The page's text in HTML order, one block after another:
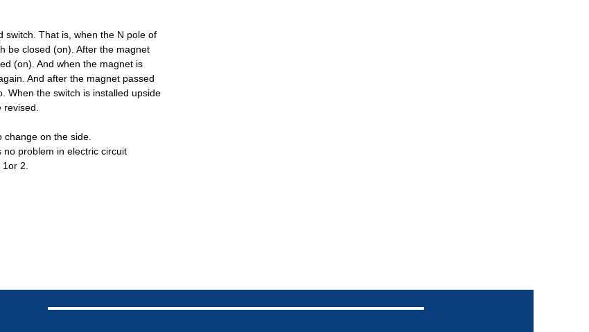
switch. That is, when the N pole of
be closed (on). After the magnet
(on). And when the magnet is
And after the magnet passed
When the switch is installed upside
on the side.
problem in electric circuit
2.